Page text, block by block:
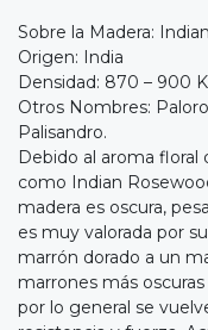
Sobre la Madera:
Origen: India
Densidad: 870 – 900
Otros Nombres:
Palisandro.
Debido al aroma floral
como Indian
madera es oscura,
es muy valorada por
marrón dorado a un
marrones más
por lo general se